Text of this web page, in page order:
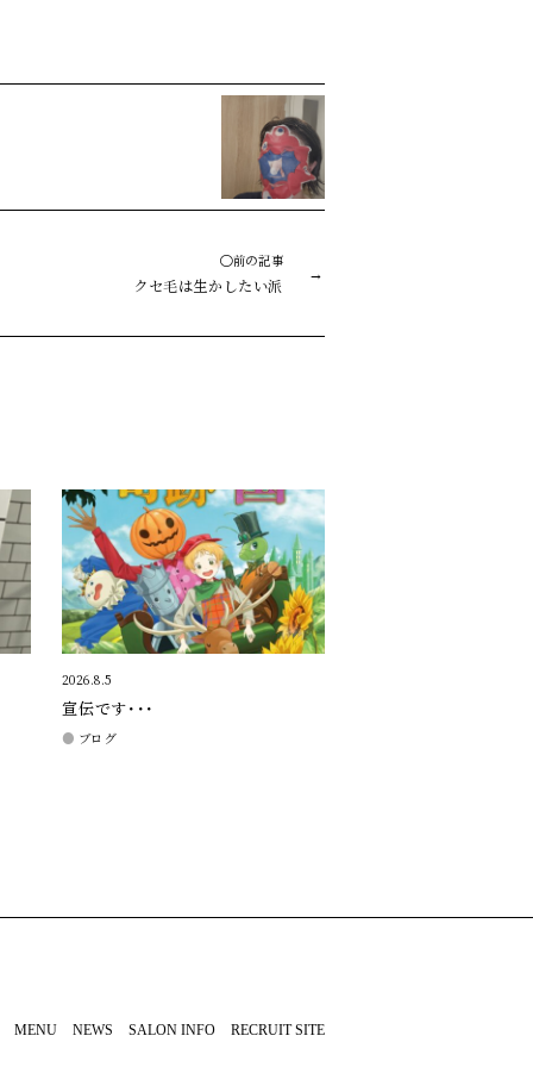
◯前の記事
クセ毛は生かしたい派
2026.8.5
宣伝です・・・
ブログ
MENU NEWS SALON INFO RECRUIT SITE